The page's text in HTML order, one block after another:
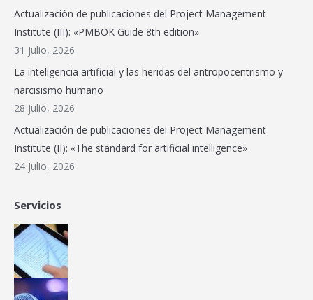
in
new
window
new
window
in
new
window
new
in
new in
Actualización de publicaciones del Project Management
Institute (III): «PMBOK Guide 8th edition»
31 julio, 2026
La inteligencia artificial y las heridas del antropocentrismo y
narcisismo humano
28 julio, 2026
Actualización de publicaciones del Project Management
Institute (II): «The standard for artificial intelligence»
24 julio, 2026
Servicios